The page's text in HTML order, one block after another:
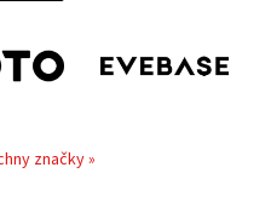
značky »